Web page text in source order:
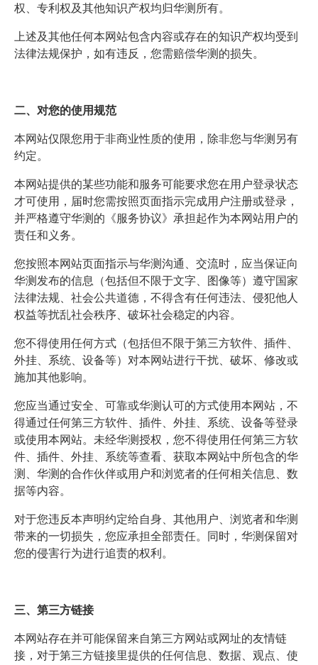
权、专利权及其他知识产权均归华测所有。
上述及其他任何本网站包含内容或存在的知识产权均受到
法律法规保护，如有违反，您需赔偿华测的损失。
二、对您的使用规范
本网站仅限您用于非商业性质的使用，除非您与华测另有
约定。
本网站提供的某些功能和服务可能要求您在用户登录状态
才可使用，届时您需按照页面指示完成用户注册或登录，
并严格遵守华测的《服务协议》承担起作为本网站用户的
责任和义务。
您按照本网站页面指示与华测沟通、交流时，应当保证向
华测发布的信息（包括但不限于文字、图像等）遵守国家
法律法规、社会公共道德，不得含有任何违法、侵犯他人
权益等扰乱社会秩序、破坏社会稳定的内容。
您不得使用任何方式（包括但不限于第三方软件、插件、
外挂、系统、设备等）对本网站进行干扰、破坏、修改或
施加其他影响。
您应当通过安全、可靠或华测认可的方式使用本网站，不
得通过任何第三方软件、插件、外挂、系统、设备等登录
或使用本网站。未经华测授权，您不得使用任何第三方软
件、插件、外挂、系统等查看、获取本网站中所包含的华
测、华测的合作伙伴或用户和浏览者的任何相关信息、数
据等内容。
对于您违反本声明约定给自身、其他用户、浏览者和华测
带来的一切损失，您应承担全部责任。同时，华测保留对
您的侵害行为进行追责的权利。
三、第三方链接
本网站存在并可能保留来自第三方网站或网址的友情链
接，对于第三方链接里提供的任何信息、数据、观点、使